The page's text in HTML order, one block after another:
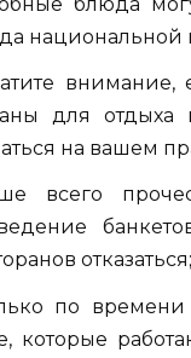
национальной
внимание,
для отдыха
на вашем
всего
отказаться;
по времени
которые